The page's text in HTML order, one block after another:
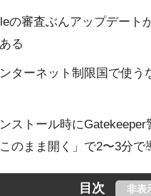
の審査ぶんアップデート
る
ターネット制限国で使
ストール時に
のまま開く」で2〜3分で
目次 非表